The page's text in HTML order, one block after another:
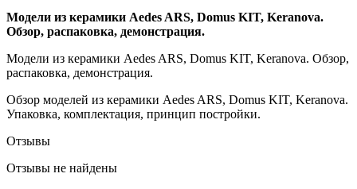
Модели из керамики Aedes ARS, Domus KIT, Keranova.
Обзор, распаковка, демонстрация.
Модели из керамики Aedes ARS, Domus KIT, Keranova. Обзор,
распаковка, демонстрация.
Обзор моделей из керамики Aedes ARS, Domus KIT, Keranova.
Упаковка, комплектация, принцип постройки.
Отзывы
Отзывы не найдены